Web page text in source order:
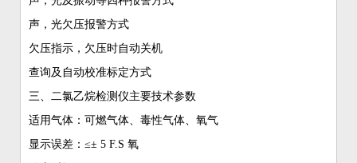
声，光欠压报警方式
欠压指示，欠压时自动关机
查询及自动校准标定方式
三、二氯乙烷检测仪主要技术参数
适用气体：可燃气体、毒性气体、氧气
显示误差：≤± 5 F.S 氧